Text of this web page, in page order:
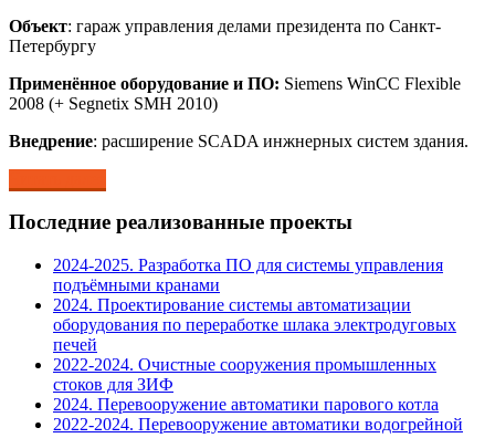
Объект: гараж управления делами президента по Санкт-
Петербургу
Применённое оборудование и ПО: Siemens WinCC Flexible
2008 (+ Segnetix SMH 2010)
Внедрение: расширение SCADA инжнерных систем здания.
Последние реализованные проекты
2024-2025. Разработка ПО для системы управления
подъёмными кранами
2024. Проектирование системы автоматизации
оборудования по переработке шлака электродуговых
печей
2022-2024. Очистные сооружения промышленных
стоков для ЗИФ
2024. Перевооружение автоматики парового котла
2022-2024. Перевооружение автоматики водогрейной